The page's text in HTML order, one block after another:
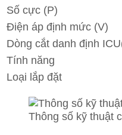
Số cực (P)
Điện áp định mức (V)
Dòng cắt danh định
Tính năng
Loại lắp đặt
Thông số kỹ thuật